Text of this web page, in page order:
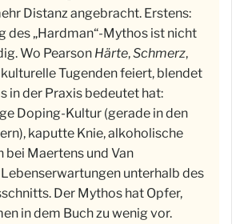
Distanz angebracht. Erstens:
des „Hardman“-Mythos ist nicht
Wo Pearson Härte,Schmerz,
Tugenden feiert, blendet
in der Praxis bedeutet hat:
Doping-Kultur (gerade in den
kaputte Knie, alkoholische
bei Maertens und Van
unterhalb des
Der Mythos hat Opfer,
in dem Buch zu wenig vor.